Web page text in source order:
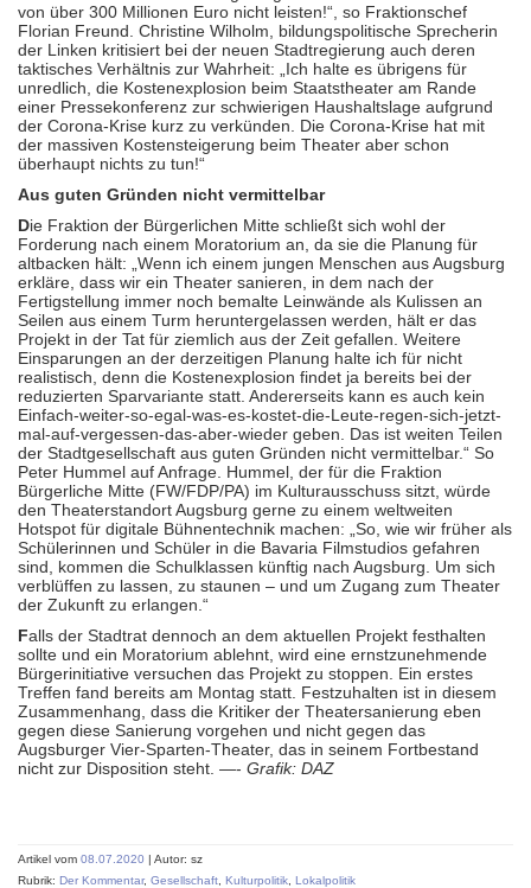
von über 300 Millionen Euro nicht leisten!“, so Fraktionschef
Florian Freund. Christine Wilholm, bildungspolitische Sprecherin
der Linken kritisiert bei der neuen Stadtregierung auch deren
taktisches Verhältnis zur Wahrheit: „Ich halte es übrigens für
unredlich, die Kostenexplosion beim Staatstheater am Rande
einer Pressekonferenz zur schwierigen Haushaltslage aufgrund
der Corona-Krise kurz zu verkünden. Die Corona-Krise hat mit
der massiven Kostensteigerung beim Theater aber schon
überhaupt nichts zu tun!“
Aus guten Gründen nicht vermittelbar
Die Fraktion der Bürgerlichen Mitte schließt sich wohl der
Forderung nach einem Moratorium an, da sie die Planung für
altbacken hält: „Wenn ich einem jungen Menschen aus Augsburg
erkläre, dass wir ein Theater sanieren, in dem nach der
Fertigstellung immer noch bemalte Leinwände als Kulissen an
Seilen aus einem Turm heruntergelassen werden, hält er das
Projekt in der Tat für ziemlich aus der Zeit gefallen. Weitere
Einsparungen an der derzeitigen Planung halte ich für nicht
realistisch, denn die Kostenexplosion findet ja bereits bei der
reduzierten Sparvariante statt. Andererseits kann es auch kein
Einfach-weiter-so-egal-was-es-kostet-die-Leute-regen-sich-jetzt-
mal-auf-vergessen-das-aber-wieder geben. Das ist weiten Teilen
der Stadtgesellschaft aus guten Gründen nicht vermittelbar.“ So
Peter Hummel auf Anfrage. Hummel, der für die Fraktion
Bürgerliche Mitte (FW/FDP/PA) im Kulturausschuss sitzt, würde
den Theaterstandort Augsburg gerne zu einem weltweiten
Hotspot für digitale Bühnentechnik machen: „So, wie wir früher als
Schülerinnen und Schüler in die Bavaria Filmstudios gefahren
sind, kommen die Schulklassen künftig nach Augsburg. Um sich
verblüffen zu lassen, zu staunen – und um Zugang zum Theater
der Zukunft zu erlangen.“
Falls der Stadtrat dennoch an dem aktuellen Projekt festhalten
sollte und ein Moratorium ablehnt, wird eine ernstzunehmende
Bürgerinitiative versuchen das Projekt zu stoppen. Ein erstes
Treffen fand bereits am Montag statt. Festzuhalten ist in diesem
Zusammenhang, dass die Kritiker der Theatersanierung eben
gegen diese Sanierung vorgehen und nicht gegen das
Augsburger Vier-Sparten-Theater, das in seinem Fortbestand
nicht zur Disposition steht. —- Grafik: DAZ
Artikel vom 08.07.2020 | Autor: sz
Rubrik: Der Kommentar, Gesellschaft Kulturpolitik Lokalpolitik